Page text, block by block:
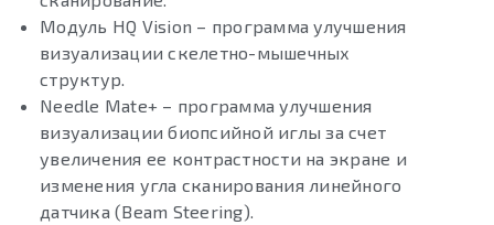
Модуль HQ Vision – программа улучшения
визуализации скелетно-мышечных
структур.
Needle Mate+ – программа улучшения
визуализации биопсийной иглы за счет
увеличения ее контрастности на экране и
изменения угла сканирования линейного
датчика (Beam Steering).